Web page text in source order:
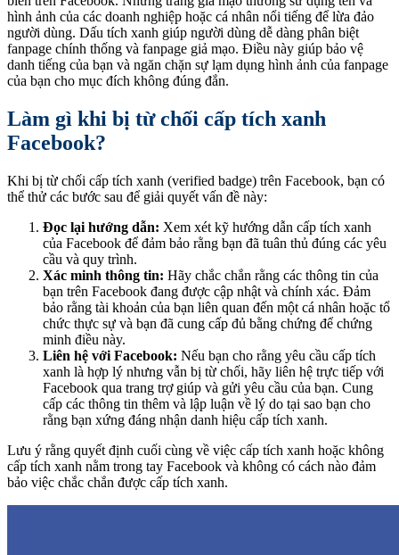
hình ảnh của các doanh nghiệp hoặc cá nhân nổi tiếng để lừa đảo
người dùng. Dấu tích xanh giúp người dùng dễ dàng phân biệt
fanpage chính thống và fanpage giả mạo. Điều này giúp bảo vệ
danh tiếng của bạn và ngăn chặn sự lạm dụng hình ảnh của fanpage
của bạn cho mục đích không đúng đắn.
Làm gì khi bị từ chối cấp tích xanh
Facebook?
Khi bị từ chối cấp tích xanh (verified badge) trên Facebook, bạn có
thể thử các bước sau để giải quyết vấn đề này:
Đọc lại hướng dẫn: Xem xét kỹ hướng dẫn cấp tích xanh
của Facebook để đảm bảo rằng bạn đã tuân thủ đúng các yêu
cầu và quy trình.
Xác minh thông tin: Hãy chắc chắn rằng các thông tin của
bạn trên Facebook đang được cập nhật và chính xác. Đảm
bảo rằng tài khoản của bạn liên quan đến một cá nhân hoặc tổ
chức thực sự và bạn đã cung cấp đủ bằng chứng để chứng
minh điều này.
Liên hệ với Facebook: Nếu bạn cho rằng yêu cầu cấp tích
xanh là hợp lý nhưng vẫn bị từ chối, hãy liên hệ trực tiếp với
Facebook qua trang trợ giúp và gửi yêu cầu của bạn. Cung
cấp các thông tin thêm và lập luận về lý do tại sao bạn cho
rằng bạn xứng đáng nhận danh hiệu cấp tích xanh.
Lưu ý rằng quyết định cuối cùng về việc cấp tích xanh hoặc không
cấp tích xanh nằm trong tay Facebook và không có cách nào đảm
bảo việc chắc chắn được cấp tích xanh.